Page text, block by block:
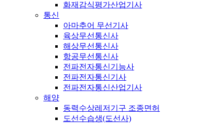
화재감식평가산업기사
통신
아마추어 무선기사
육상무선통신사
해상무선통신사
항공무선통신사
전파전자통신기능사
전파전자통신기사
전파전자통신산업기사
해양
동력수상레저기구 조종면허
도선수습생(도선사)